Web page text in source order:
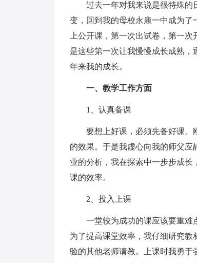
过去一年对我来说是很特殊的
变，回到我的母校永康一中成为了
上公开课，第一次出试卷，第一
是这些第一次让我慢慢成长成熟
年来我的成长。
一、教学工作方面
1、认真备课
要想上好课，必须先备好课。
的效果。于是我虚心向我的师父
业的分析，我在探索中一步步成
课的效率。
2、投入上课
一堂较为成功的课应该要重难点
为了提高课堂效率，我仔细研究
验的其他老师请教。上课时我勇于